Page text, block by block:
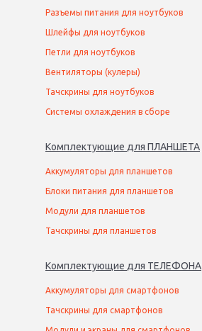
Разъемы питания для ноутбуков
Шлейфы для ноутбуков
Петли для ноутбуков
Вентиляторы (кулеры)
Тачскрины для ноутбуков
Системы охлаждения в сборе
Комплектующие для ПЛАНШЕТА
Аккумуляторы для планшетов
Блоки питания для планшетов
Модули для планшетов
Тачскрины для планшетов
Комплектующие для ТЕЛЕФОНА
Аккумуляторы для смартфонов
Тачскрины для смартфонов